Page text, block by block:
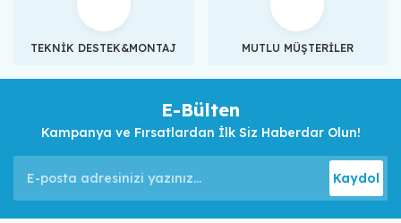
TEKNİK DESTEK&MONTAJ MUTLU MÜŞTERİLER
E-Bülten
Kampanya ve Fırsatlardan İlk Siz Haberdar Olun!
Kaydol